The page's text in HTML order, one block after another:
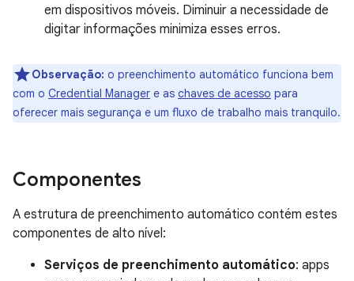
em dispositivos móveis. Diminuir a necessidade de
digitar informações minimiza esses erros.
Observação: o preenchimento automático funciona bem
com o Credential Manager e as chaves de acesso para
oferecer mais segurança e um fluxo de trabalho mais tranquilo.
Componentes
A estrutura de preenchimento automático contém estes
componentes de alto nível:
Serviços de preenchimento automático: apps